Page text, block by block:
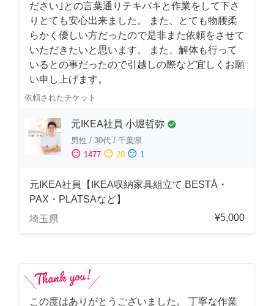
ださい｣との言葉通りテキパキと作業をして下さ
りとても安心出来ました。 また、とても物腰柔
らかく優しい方だったので是非また依頼をさせて
いただきたいと思います。 また、解体も行って
いるとの事だったので引越しの際など宜しくお願
い申し上げます。
依頼されたチケット
元IKEA社員 小堀哲弥 check_circle
男性 / 30代 / 千葉県
sentiment_satisfied 1477 sentiment_neutral 28 sentiment_dissatisfied 1
元IKEA社員【IKEA収納家具組立て BESTÅ・
PAX・PLATSAなど】
埼玉県
¥5,000
この度はありがとうございました。 丁寧な作業